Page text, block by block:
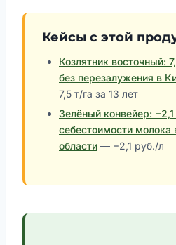
Кейсы с этой
Козлятник восточный:
без перезалужения в
7,5 т/га за 13 лет
Зелёный конвейер:
себестоимости молока
области — −2,1 руб./л